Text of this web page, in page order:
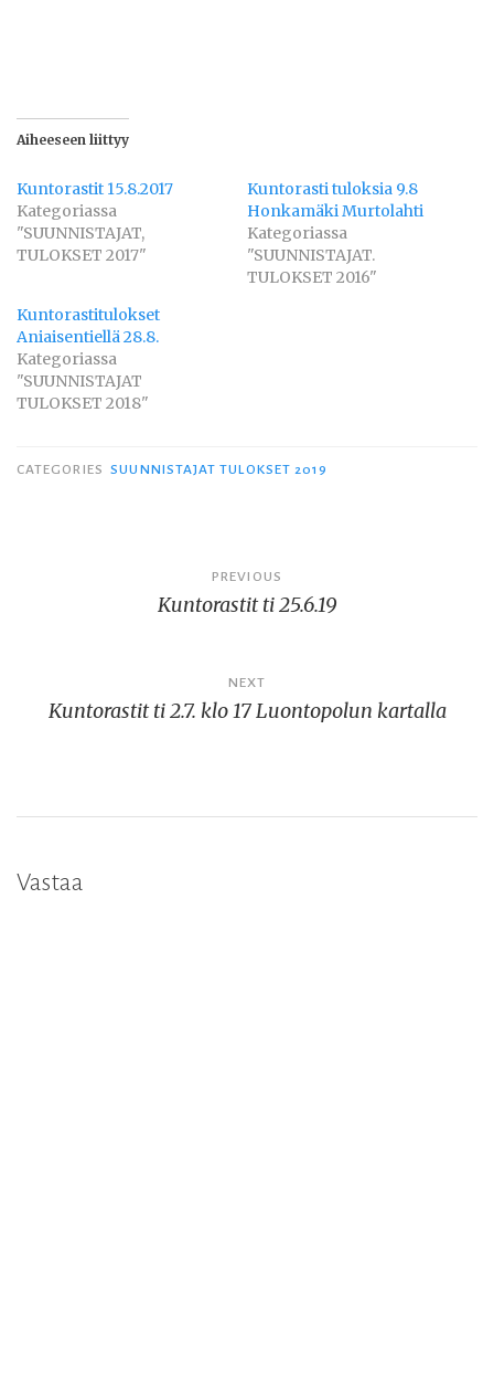
Aiheeseen liittyy
Kuntorastit 15.8.2017
Kategoriassa
"SUUNNISTAJAT,
TULOKSET 2017"
Kuntorasti tuloksia 9.8
Honkamäki Murtolahti
Kategoriassa
"SUUNNISTAJAT.
TULOKSET 2016"
Kuntorastitulokset
Aniaisentiellä 28.8.
Kategoriassa
"SUUNNISTAJAT
TULOKSET 2018"
CATEGORIES SUUNNISTAJAT TULOKSET 2019
PREVIOUS
Kuntorastit ti 25.6.19
NEXT
Kuntorastit ti 2.7. klo 17 Luontopolun kartalla
Vastaa